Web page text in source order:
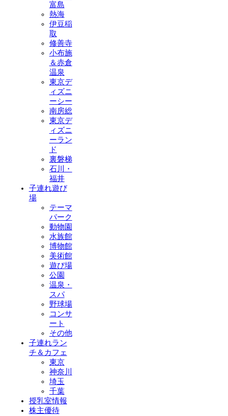
富島
熱海
伊豆稲
取
修善寺
小布施
＆赤倉
温泉
東京デ
ィズニ
ーシー
南房総
東京デ
ィズニ
ーラン
ド
裏磐梯
石川・
福井
子連れ遊び
場
テーマ
パーク
動物園
水族館
博物館
美術館
遊び場
公園
温泉・
スパ
野球場
コンサ
ート
その他
子連れラン
チ＆カフェ
東京
神奈川
埼玉
千葉
授乳室情報
株主優待